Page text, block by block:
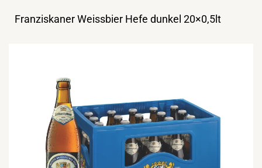
Franziskaner Weissbier Hefe dunkel 20×0,5lt